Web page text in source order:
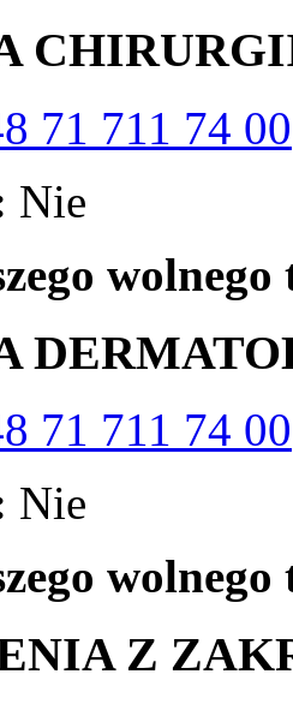
71 711 74 00
Nie
71 711 74 00
Nie
Z